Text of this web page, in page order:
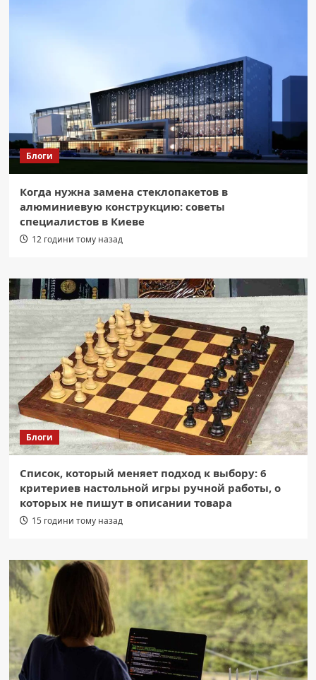
Блоги
Когда нужна замена стеклопакетов в
алюминиевую конструкцию: советы
специалистов в Киеве
12 години тому назад
Блоги
Список, который меняет подход к выбору: 6
критериев настольной игры ручной работы, о
которых не пишут в описании товара
15 години тому назад